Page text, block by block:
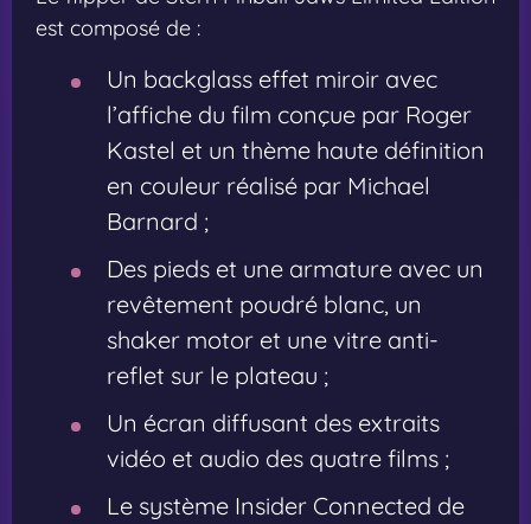
est composé de :
Un backglass effet miroir avec
l’affiche du film conçue par Roger
Kastel et un thème haute définition
en couleur réalisé par Michael
Barnard ;
Des pieds et une armature avec un
revêtement poudré blanc, un
shaker motor et une vitre anti-
reflet sur le plateau ;
Un écran diffusant des extraits
vidéo et audio des quatre films ;
Le système Insider Connected de